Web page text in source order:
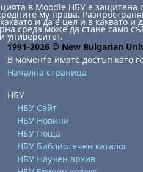
в Moodle НБУ е защитена
му права.
и да е цел и в каквато и
среда може да стане само
университет.
1991-2026 © New Bulgarian
В момента имате достъп като
Начална страница
НБУ
НБУ Сайт
НБУ Новини
НБУ Поща
НБУ Библиотечен каталог
НБУ Научен архив